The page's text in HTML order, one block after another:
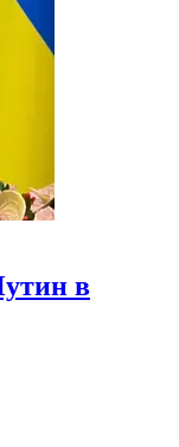
в